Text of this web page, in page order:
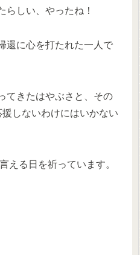
らしい、やったね！
還に心を打たれた一人で
てきたはやぶさと、その
しないわけにはいかない
える日を祈っています。